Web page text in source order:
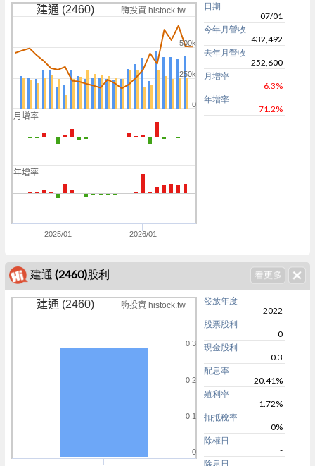
月增率
年增率
建通 (2460) 嗨投資 histock.tw
2025/01 2026/01
0
250k
500k
日期
07/01
今年月營收
432,492
去年月營收
252,600
月增率
6.3%
年增率
71.2%
建通 (2460)股利
建通 (2460) 嗨投資 histock.tw
0
0.1
0.2
0.3
發放年度
2022
股票股利
0
現金股利
0.3
配息率
20.41%
殖利率
1.72%
扣抵稅率
0%
除權日
-
除息日